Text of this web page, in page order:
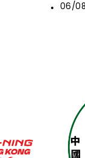
06/